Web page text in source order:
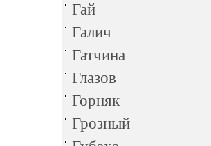
Гай
Галич
Гатчина
Глазов
Горняк
Грозный